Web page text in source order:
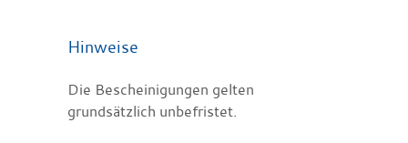
Hinweise
Die Bescheinigungen gelten
grundsätzlich unbefristet.